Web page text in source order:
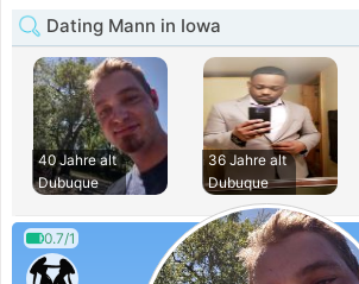
Dating Mann in Iowa
40 Jahre alt
Dubuque
36 Jahre alt
Dubuque
0.7/1